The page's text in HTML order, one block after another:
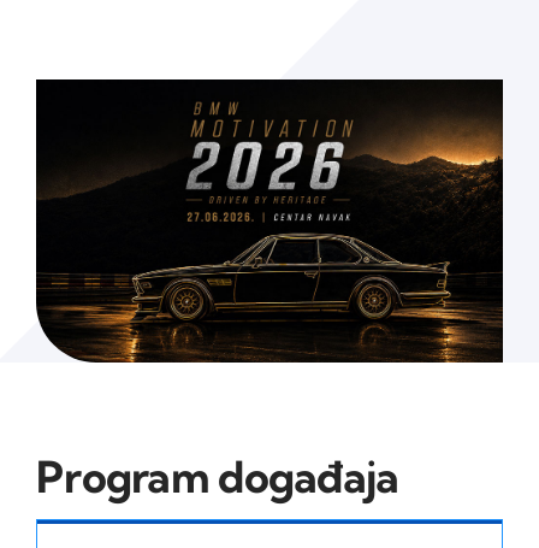
Program događaja